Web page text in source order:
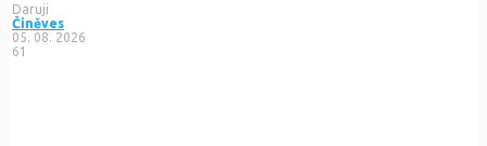
Daruji
Činěves
05. 08. 2026
61